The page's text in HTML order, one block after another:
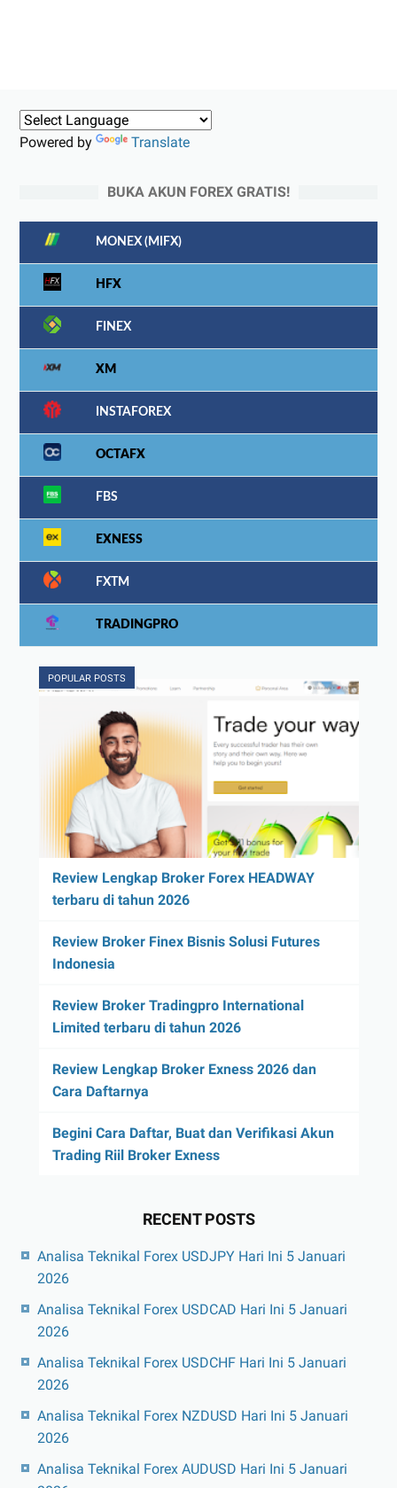
Powered by Translate
BUKA AKUN FOREX GRATIS!
MONEX (MIFX)
HFX
FINEX
XM
INSTAFOREX
OCTAFX
FBS
EXNESS
FXTM
TRADINGPRO
POPULAR POSTS
Review Lengkap Broker Forex HEADWAY
terbaru di tahun 2026
Review Broker Finex Bisnis Solusi Futures
Indonesia
Review Broker Tradingpro International
Limited terbaru di tahun 2026
Review Lengkap Broker Exness 2026 dan
Cara Daftarnya
Begini Cara Daftar, Buat dan Verifikasi Akun
Trading Riil Broker Exness
RECENT POSTS
Analisa Teknikal Forex USDJPY Hari Ini 5 Januari
2026
Analisa Teknikal Forex USDCAD Hari Ini 5 Januari
2026
Analisa Teknikal Forex USDCHF Hari Ini 5 Januari
2026
Analisa Teknikal Forex NZDUSD Hari Ini 5 Januari
2026
Analisa Teknikal Forex AUDUSD Hari Ini 5 Januari